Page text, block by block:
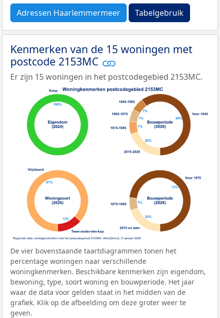
Adressen Haarlemmermeer Tabelgebruik
Kenmerken van de 15 woningen met
postcode 2153MC
Er zijn 15 woningen in het postcodegebied 2153MC.
De vier bovenstaande taartdiagrammen tonen het
percentage woningen naar verschillende
woningkenmerken. Beschikbare kenmerken zijn eigendom,
bewoning, type, soort woning en bouwperiode. Het jaar
waar de data voor gelden staat in het midden van de
grafiek. Klik op de afbeelding om deze groter weer te
geven.